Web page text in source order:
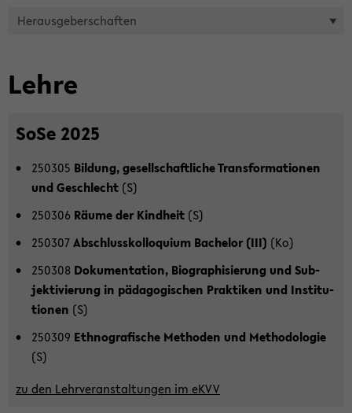
Her­aus­ge­ber­schaf­ten
Lehre
SoSe 2025
250305 Bil­dung, ge­sell­schaft­li­che Trans­for­ma­tio­nen
und Ge­schlecht (S)
250306 Räume der Kind­heit (S)
250307Ab­schluss­kol­lo­qui­um Ba­che­lor (III) (Ko)
250308 Do­ku­men­ta­ti­on, Bio­gra­phi­sie­rung und Sub­
jek­ti­vie­rung in päd­ago­gi­schen Prak­ti­ken und In­sti­tu­
tio­nen (S)
250309 Eth­no­gra­fi­sche Me­tho­den und Me­tho­do­lo­gie
(S)
zu den Lehr­ver­an­stal­tun­gen im eKVV